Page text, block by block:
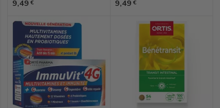
Prix
9,49 € Prix
9,49 €